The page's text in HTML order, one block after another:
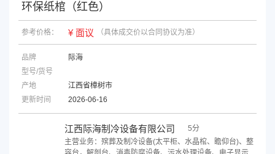
环保纸棺（红色）
参考价格： ¥ 面议 （具体成交价以合同协议为准）
品牌
际海
型号/货号
产地
江西省樟树市
更新时间
2026-06-16
江西际海制冷设备有限公司
5分
主营业务：殡葬及制冷设备(太平柜、水晶棺、瞻仰台)、整